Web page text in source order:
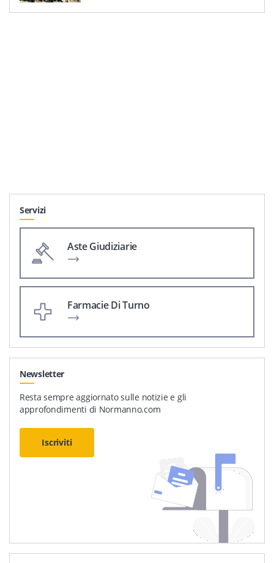
Servizi
Aste Giudiziarie
Farmacie Di Turno
Newsletter
Resta sempre aggiornato sulle notizie e gli
approfondimenti di Normanno.com
Iscriviti